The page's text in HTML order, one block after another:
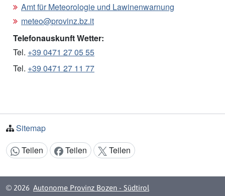
Amt für Meteorologie und Lawinenwarnung
meteo@provinz.bz.it
Telefonauskunft Wetter:
Tel. +39 0471 27 05 55
Tel. +39 0471 27 11 77
Sitemap
Inhalt teilen:
Teilen Teilen Teilen
© 2026 Autonome Provinz Bozen - Südtirol